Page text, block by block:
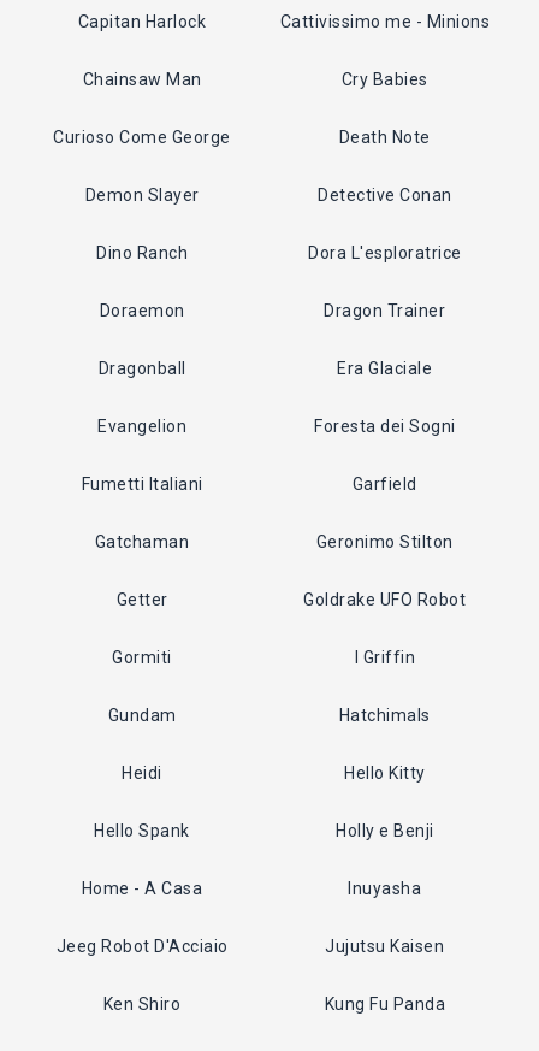
Capitan Harlock Cattivissimo me - Minions
Chainsaw Man Cry Babies
Curioso Come George Death Note
Demon Slayer Detective Conan
Dino Ranch Dora L'esploratrice
Doraemon Dragon Trainer
Dragonball Era Glaciale
Evangelion Foresta dei Sogni
Fumetti Italiani Garfield
Gatchaman Geronimo Stilton
Getter Goldrake UFO Robot
Gormiti I Griffin
Gundam Hatchimals
Heidi Hello Kitty
Hello Spank Holly e Benji
Home - A Casa Inuyasha
Jeeg Robot D'Acciaio Jujutsu Kaisen
Ken Shiro Kung Fu Panda